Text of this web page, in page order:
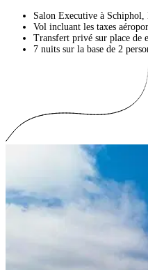
Salon Executive à
Vol incluant les taxes
Transfert privé sur place de
7 nuits sur la base de 2